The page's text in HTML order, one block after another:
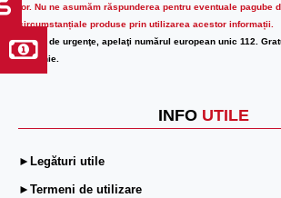
lor. Nu ne asumăm răspunderea pentru eventuale pagube
circumstanțiale produse prin utilizarea acestor informații.
În caz de urgenţe, apelaţi numărul european unic 112.
telefonie.
INFO UTILE
►Legături utile
►Termeni de utilizare